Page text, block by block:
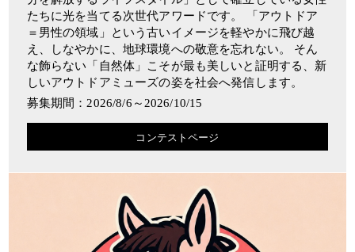
たちに光を当てる次世代アワードです。 「アウトドア
＝男性の領域」という古いイメージを軽やかに飛び越
え、しなやかに、地球環境への敬意を忘れない。 そん
な飾らない「自然体」こそが最も美しいと証明する、新
しいアウトドアミューズの姿を社会へ発信します。
募集期間：2026/8/6～2026/10/15
コンテストページ